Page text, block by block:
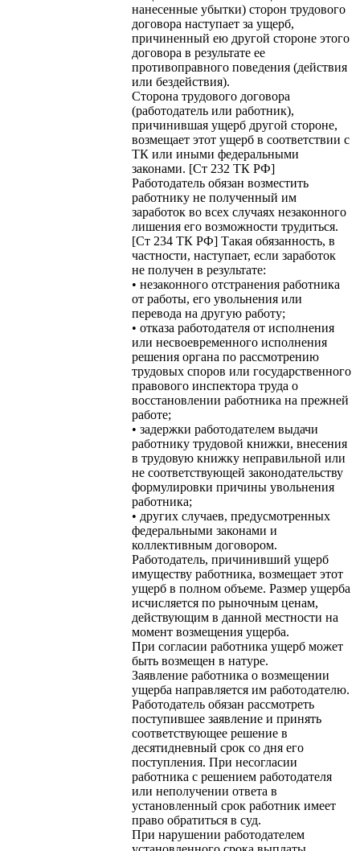
нанесенные убытки) сторон трудового
договора наступает за ущерб,
причиненный ею другой стороне этого
договора в результате ее
противоправного поведения (действия
или бездействия).
Сторона трудового договора
(работодатель или работник),
причинившая ущерб другой стороне,
возмещает этот ущерб в соответствии с
ТК или иными федеральными
законами. [Ст 232 ТК РФ]
Работодатель обязан возместить
работнику не полученный им
заработок во всех случаях незаконного
лишения его возможности трудиться.
[Ст 234 ТК РФ] Такая обязанность, в
частности, наступает, если заработок
не получен в результате:
• незаконного отстранения работника
от работы, его увольнения или
перевода на другую работу;
• отказа работодателя от исполнения
или несвоевременного исполнения
решения органа по рассмотрению
трудовых споров или государственного
правового инспектора труда о
восстановлении работника на прежней
работе;
• задержки работодателем выдачи
работнику трудовой книжки, внесения
в трудовую книжку неправильной или
не соответствующей законодательству
формулировки причины увольнения
работника;
• других случаев, предусмотренных
федеральными законами и
коллективным договором.
Работодатель, причинивший ущерб
имуществу работника, возмещает этот
ущерб в полном объеме. Размер ущерба
исчисляется по рыночным ценам,
действующим в данной местности на
момент возмещения ущерба.
При согласии работника ущерб может
быть возмещен в натуре.
Заявление работника о возмещении
ущерба направляется им работодателю.
Работодатель обязан рассмотреть
поступившее заявление и принять
соответствующее решение в
десятидневный срок со дня его
поступления. При несогласии
работника с решением работодателя
или неполучении ответа в
установленный срок работник имеет
право обратиться в суд.
При нарушении работодателем